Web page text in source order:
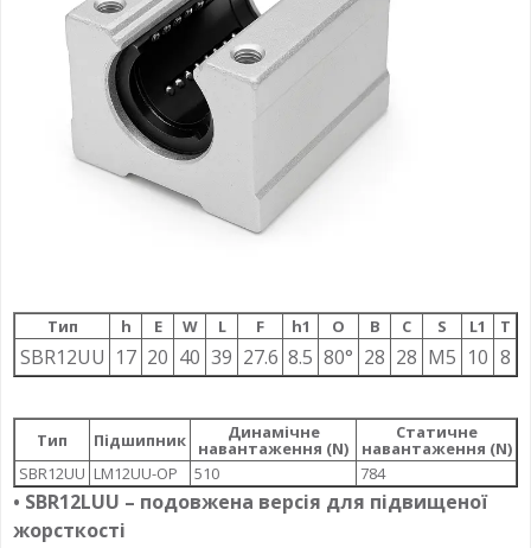
Тип h E W L F h1 О B C S L1 T
SBR12UU 17 20 40 39 27.6 8.5 80° 28 28 M5 10 8
Тип Підшипник Динамічне
навантаження (N)
Статичне
навантаження (N)
SBR12UU LM12UU-OP 510 784
• SBR12LUU – подовжена версія для підвищеної
жорсткості